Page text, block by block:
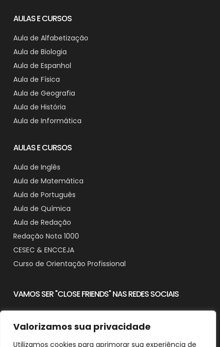
Valorizamos sua privacidade
Utilizamos cookies para aprimorar sua experiência de
AULAS E CURSOS
Aula de Alfabetização
Aula de Biologia
Aula de Espanhol
Aula de Física
Aula de Geografia
Aula de História
Aula de Informática
AULAS E CURSOS
Aula de Inglês
Aula de Matemática
Aula de Português
Aula de Química
Aula de Redação
Redação Nota 1000
CESEC & ENCCEJA
Curso de Orientação Profissional
VAMOS SER "CLOSE FRIENDS" NAS REDES SOCIAIS